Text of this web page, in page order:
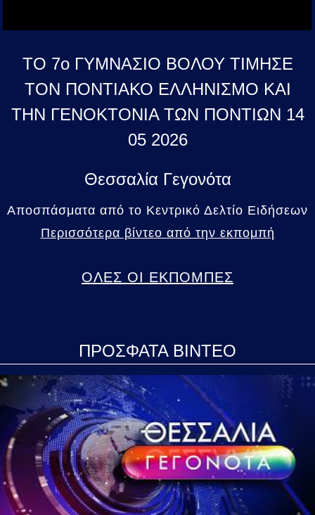
ΤΟ 7ο ΓΥΜΝΑΣΙΟ ΒΟΛΟΥ ΤΙΜΗΣΕ
ΤΟΝ ΠΟΝΤΙΑΚΟ ΕΛΛΗΝΙΣΜΟ ΚΑΙ
ΤΗΝ ΓΕΝΟΚΤΟΝΙΑ ΤΩΝ ΠΟΝΤΙΩΝ 14
05 2026
Θεσσαλία Γεγονότα
Αποσπάσματα από το Κεντρικό Δελτίο Ειδήσεων
Περισσότερα βίντεο από την εκπομπή
ΟΛΕΣ ΟΙ ΕΚΠΟΜΠΕΣ
ΠΡΟΣΦΑΤΑ ΒΙΝΤΕΟ